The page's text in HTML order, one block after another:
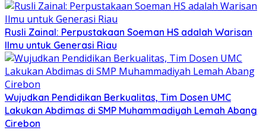
Rusli Zainal: Perpustakaan Soeman HS adalah Warisan
Ilmu untuk Generasi Riau
Wujudkan Pendidikan Berkualitas, Tim Dosen UMC
Lakukan Abdimas di SMP Muhammadiyah Lemah Abang
Cirebon